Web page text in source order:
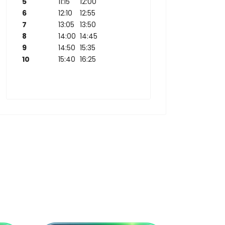
6
12:10
12:55
7
13:05 13:50
8
14:00 14:45
9
14:50 15:35
10
15:40 16:25